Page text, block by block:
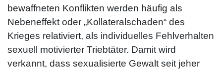
bewaffneten Konflikten werden häufig als
Nebeneffekt oder „Kollateralschaden“ des
Krieges relativiert, als individuelles Fehlverhalten
sexuell motivierter Triebtäter. Damit wird
verkannt, dass sexualisierte Gewalt seit jeher